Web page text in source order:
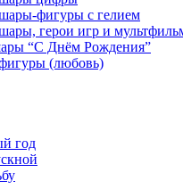
фигуры с гелием
герои игр и
“С Днём Рождения”
(любовь)
год